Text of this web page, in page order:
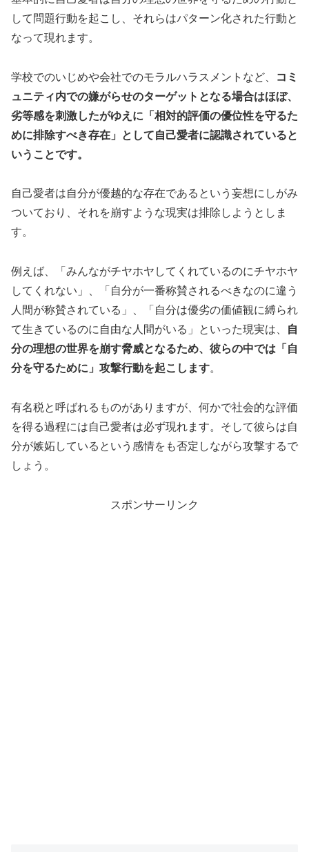
して問題行動を起こし、それらはパターン化された行動と
なって現れます。
学校でのいじめや会社でのモラルハラスメントなど、
コミ
ュニティ内での嫌がらせのターゲットとなる場合はほぼ、
劣等感を刺激したがゆえに「相対的評価の優位性を守るた
めに排除すべき存在」として自己愛者に認識されていると
いうことです。
自己愛者は自分が優越的な存在であるという妄想にしがみ
ついており、それを崩すような現実は排除しようとしま
す。
例えば、「みんながチヤホヤしてくれているのにチヤホヤ
してくれない」、「自分が一番称賛されるべきなのに違う
人間が称賛されている」、「自分は優劣の価値観に縛られ
て生きているのに自由な人間がいる」といった現実は、
自
分の理想の世界を崩す脅威となるため、彼らの中では「自
分を守るために」攻撃行動を起こします。
有名税と呼ばれるものがありますが、何かで社会的な評価
を得る過程には自己愛者は必ず現れます。そして彼らは自
分が嫉妬しているという感情をも否定しながら攻撃するで
しょう。
スポンサーリンク